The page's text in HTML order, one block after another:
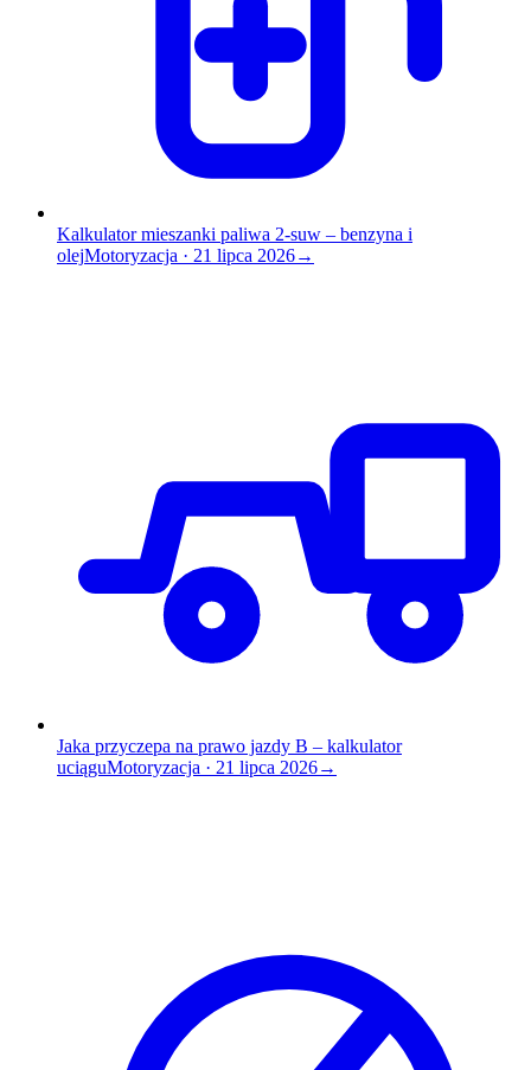
Kalkulator mieszanki paliwa 2-suw – benzyna i
olejMotoryzacja · 21 lipca 2026→
Jaka przyczepa na prawo jazdy B – kalkulator
uciąguMotoryzacja · 21 lipca 2026→